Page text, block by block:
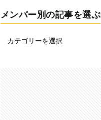
メンバー別の記事を選ぶ